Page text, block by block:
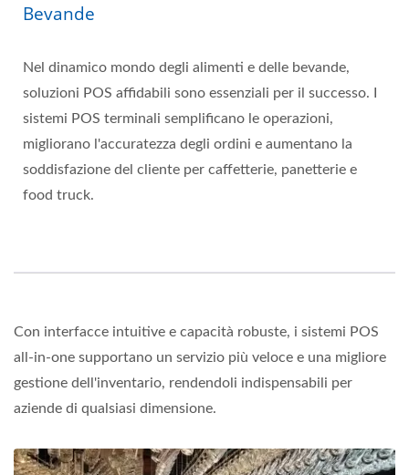
Bevande
Nel dinamico mondo degli alimenti e delle bevande,
soluzioni POS affidabili sono essenziali per il successo. I
sistemi POS terminali semplificano le operazioni,
migliorano l'accuratezza degli ordini e aumentano la
soddisfazione del cliente per caffetterie, panetterie e
food truck.
Con interfacce intuitive e capacità robuste, i sistemi POS
all-in-one supportano un servizio più veloce e una migliore
gestione dell'inventario, rendendoli indispensabili per
aziende di qualsiasi dimensione.